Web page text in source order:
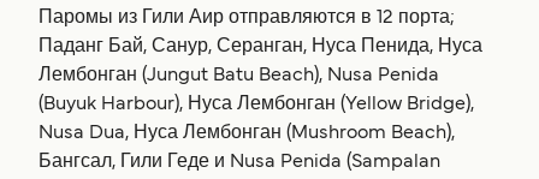
Паромы из Гили Аир отправляются в 12 порта;
Паданг Бай, Санур, Серанган, Нуса Пенида, Нуса
Лембонган (Jungut Batu Beach), Nusa Penida
(Buyuk Harbour), Нуса Лембонган (Yellow Bridge),
Nusa Dua, Нуса Лембонган (Mushroom Beach),
Бангсал, Гили Геде и Nusa Penida (Sampalan